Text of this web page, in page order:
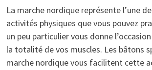
La marche nordique représente l’une
activités physiques que vous pouvez
un peu particulier vous donne
la totalité de vos muscles. Les bâtons
marche nordique vous facilitent cette